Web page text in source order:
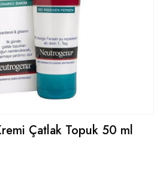
Çatlak Topuk 50 ml